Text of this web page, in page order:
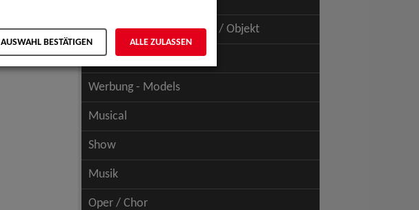
Schauspiel - Figur / Puppe / Objekt
Werbung - Talents
Werbung - Models
Musical
Show
Musik
Oper / Chor
AUSWAHL BESTÄTIGEN ALLE ZULASSEN